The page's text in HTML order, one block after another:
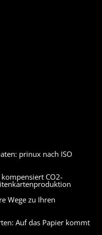
prinux nach ISO
CO2-
Wege zu Ihren
Auf das Papier kommt